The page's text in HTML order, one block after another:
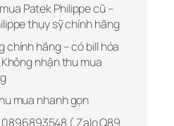
Patek Philippe cũ –
thụy sỹ chính hãng
chính hãng – có bill hóa
nhận thu mua
mua nhanh gọn
0896893548 ( Zalo Q89